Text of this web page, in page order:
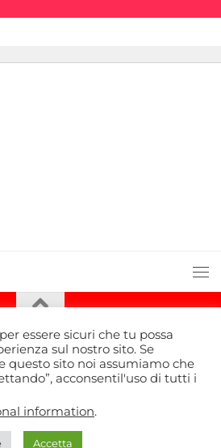
2026. Tutti i diritti riservati.
essere sicuri che tu possa
sul nostro sito. Se
questo sito noi assumiamo che
acconsentil'uso di tutti i
information.
Accetta